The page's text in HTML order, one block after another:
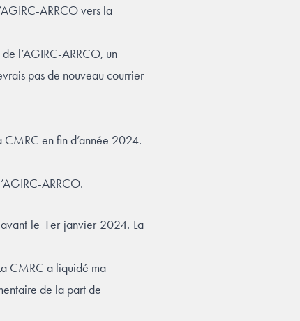
ARRCO vers la
l’AGIRC-ARRCO, un
pas de nouveau courrier
en fin d’année 2024.
ARRCO.
le 1er janvier 2024. La
CMRC a liquidé ma
de la part de